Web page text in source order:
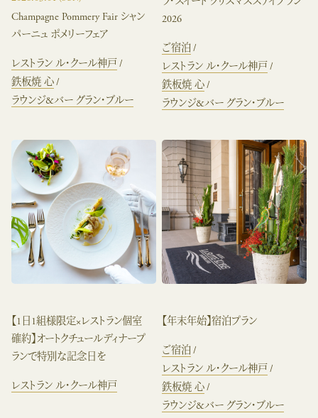
Champagne Pommery Fair シャン
パーニュ ポメリーフェア
レストラン ル・クール神戸
鉄板焼 心
ラウンジ&バー グラン・ブルー
2026
ご宿泊
レストラン ル・クール神戸
鉄板焼 心
ラウンジ&バー グラン・ブルー
【1日1組様限定×レストラン個室
確約】オートクチュールディナープ
ランで特別な記念日を
レストラン ル・クール神戸
【年末年始】宿泊プラン
ご宿泊
レストラン ル・クール神戸
鉄板焼 心
ラウンジ&バー グラン・ブルー